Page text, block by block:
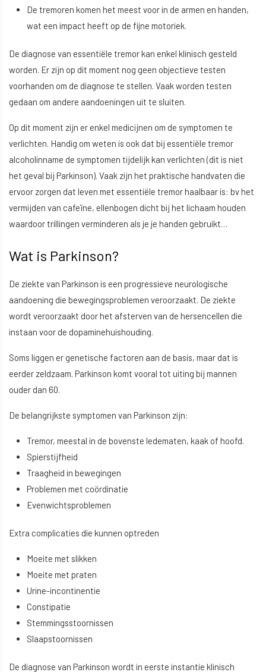
De tremoren komen het meest voor in de armen en handen,
wat een impact heeft op de fijne motoriek.
De diagnose van essentiële tremor kan enkel klinisch gesteld
worden. Er zijn op dit moment nog geen objectieve testen
voorhanden om de diagnose te stellen. Vaak worden testen
gedaan om andere aandoeningen uit te sluiten.
Op dit moment zijn er enkel medicijnen om de symptomen te
verlichten. Handig om weten is ook dat bij essentiële tremor
alcoholinname de symptomen tijdelijk kan verlichten (dit is niet
het geval bij Parkinson). Vaak zijn het praktische handvaten die
ervoor zorgen dat leven met essentiële tremor haalbaar is: bv het
vermijden van cafeïne, ellenbogen dicht bij het lichaam houden
waardoor trillingen verminderen als je je handen gebruikt…
Wat is Parkinson?
De ziekte van Parkinson is een progressieve neurologische
aandoening die bewegingsproblemen veroorzaakt. De ziekte
wordt veroorzaakt door het afsterven van de hersencellen die
instaan voor de dopaminehuishouding.
Soms liggen er genetische factoren aan de basis, maar dat is
eerder zeldzaam. Parkinson komt vooral tot uiting bij mannen
ouder dan 60.
De belangrijkste symptomen van Parkinson zijn:
Tremor, meestal in de bovenste ledematen, kaak of hoofd.
Spierstijfheid
Traagheid in bewegingen
Problemen met coördinatie
Evenwichtsproblemen
Extra complicaties die kunnen optreden
Moeite met slikken
Moeite met praten
Urine-incontinentie
Constipatie
Stemmingsstoornissen
Slaapstoornissen
De diagnose van Parkinson wordt in eerste instantie klinisch